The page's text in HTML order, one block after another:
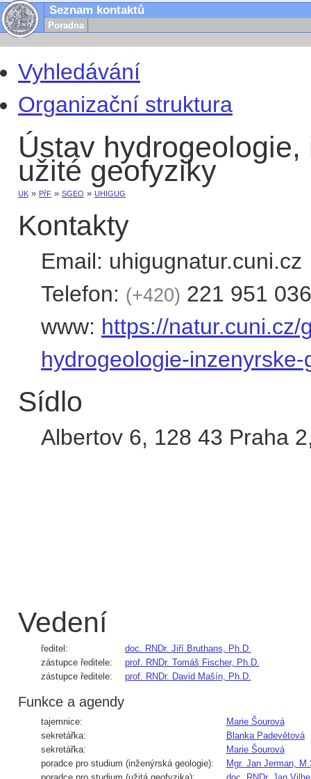
Seznam kontaktů
Poradna
Vyhledávání
Organizační struktura
Ústav
užité geofyziky
UK » PřF » SGEO » UHIGUG
Kontakty
Email: uhigugnatur.cuni.cz
Telefon:
+420
221 951 036
www: https://
hydrogeologie-
Sídlo
Albertov 6, 128 43 Praha 2
Vedení
ředitel:
doc. RNDr. Jiří Bruthans, Ph.D.
zástupce ředitele:
prof. RNDr. Tomáš Fischer, Ph.D.
zástupce ředitele:
prof. RNDr. David Mašín, Ph.D.
Funkce a agendy
tajemnice:
Marie Šourová
sekretářka:
Blanka Padevětová
sekretářka:
Marie Šourová
poradce pro studium (inženýrská geologie):
Mgr. Jan Jerman,